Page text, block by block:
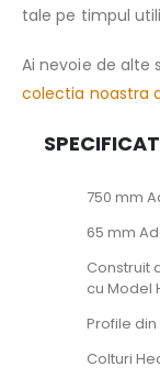
tale pe timpul
Ai nevoie de
colectia noastra
750 mm
65 mm
Construit
cu Model
Profile
Colturi